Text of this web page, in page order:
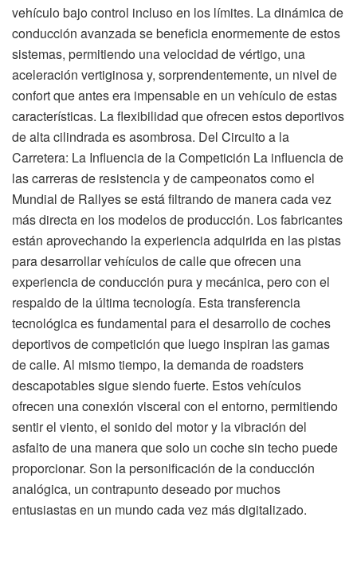
vehículo bajo control incluso en los límites. La dinámica de
conducción avanzada se beneficia enormemente de estos
sistemas, permitiendo una velocidad de vértigo, una
aceleración vertiginosa y, sorprendentemente, un nivel de
confort que antes era impensable en un vehículo de estas
características. La flexibilidad que ofrecen estos deportivos
de alta cilindrada es asombrosa. Del Circuito a la
Carretera: La Influencia de la Competición La influencia de
las carreras de resistencia y de campeonatos como el
Mundial de Rallyes se está filtrando de manera cada vez
más directa en los modelos de producción. Los fabricantes
están aprovechando la experiencia adquirida en las pistas
para desarrollar vehículos de calle que ofrecen una
experiencia de conducción pura y mecánica, pero con el
respaldo de la última tecnología. Esta transferencia
tecnológica es fundamental para el desarrollo de coches
deportivos de competición que luego inspiran las gamas
de calle. Al mismo tiempo, la demanda de roadsters
descapotables sigue siendo fuerte. Estos vehículos
ofrecen una conexión visceral con el entorno, permitiendo
sentir el viento, el sonido del motor y la vibración del
asfalto de una manera que solo un coche sin techo puede
proporcionar. Son la personificación de la conducción
analógica, un contrapunto deseado por muchos
entusiastas en un mundo cada vez más digitalizado.